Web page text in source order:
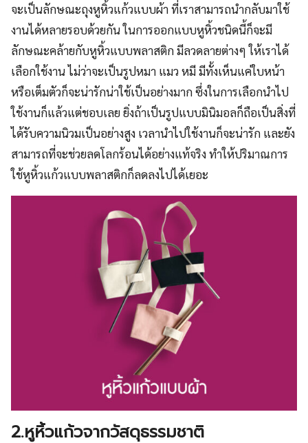
จะเป็นลักษณะถุงหูหิ้วแก้วแบบผ้า ที่เราสามารถนำกลับมาใช้
งานได้หลายรอบด้วยกัน ในการออกแบบหูหิ้วชนิดนี้ก็จะมี
ลักษณะคล้ายกับหูหิ้วแบบพลาสติก มีลวดลายต่างๆ ให้เราได้
เลือกใช้งาน ไม่ว่าจะเป็นรูปหมา แมว หมี มีทั้งเห็นแค่ใบหน้า
หรือเต็มตัวก็จะน่ารักน่าใช้เป็นอย่างมาก ซึ่งในการเลือกนำไป
ใช้งานก็แล้วแต่ชอบเลย ยิ่งถ้าเป็นรูปแบบมินิมอลก็ถือเป็นสิ่งที่
ได้รับความนิวมเป็นอย่างสูง เวลานำไปใช้งานก็จะน่ารัก และยัง
สามารถที่จะช่วยลดโลกร้อนได้อย่างแท้จริง ทำให้ปริมาณการ
ใช้หูหิ้วแก้วแบบพลาสติกก็ลดลงไปได้เยอะ
2.หูหิ้วแก้วจากวัสดุธรรมชาติ